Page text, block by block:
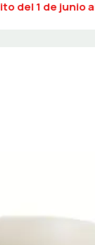
del 1 de junio